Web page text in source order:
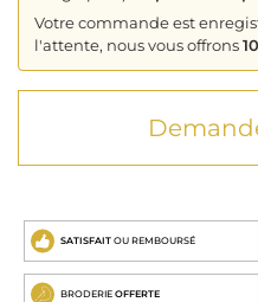
Votre commande est
l'attente, nous vous offrons
SATISFAIT OU REMBOURSÉ
BRODERIE OFFERTE